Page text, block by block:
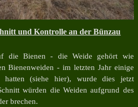
und Kontrolle an der Bünzau
die Bienen - die Weide gehört wie
Bienenweiden - im letzten Jahr einige
hatten (siehe hier), wurde dies jetzt
würden die Weiden aufgrund des
brechen.